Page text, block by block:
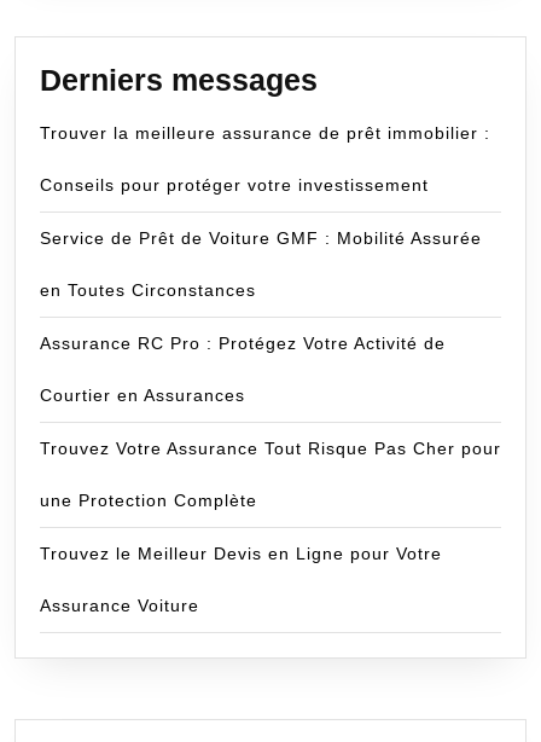
Derniers messages
Trouver la meilleure assurance de prêt immobilier :
Conseils pour protéger votre investissement
Service de Prêt de Voiture GMF : Mobilité Assurée
en Toutes Circonstances
Assurance RC Pro : Protégez Votre Activité de
Courtier en Assurances
Trouvez Votre Assurance Tout Risque Pas Cher pour
une Protection Complète
Trouvez le Meilleur Devis en Ligne pour Votre
Assurance Voiture